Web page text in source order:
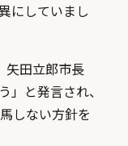
にしていまし
矢田立郎市長
」と発言され、
しない方針を